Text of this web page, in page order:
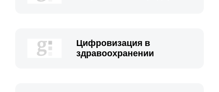
Цифровизация в
здравоохранении